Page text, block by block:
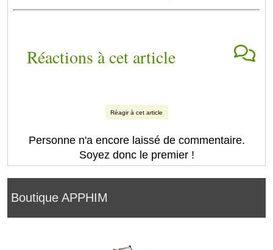
Boutique APPHIM
Réactions à cet article
Réagir à cet article
Personne n'a encore laissé de commentaire.
Soyez donc le premier !